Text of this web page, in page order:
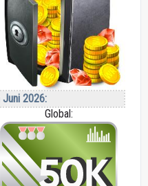
2026:
Global: